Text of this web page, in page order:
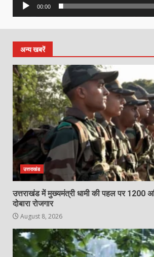
00:00
अन्य खबरें
उत्तराखंड
उत्तराखंड में मुख्यमंत्री धामी की पहल पर 1200
दोबारा रोजगार
August 8, 2026